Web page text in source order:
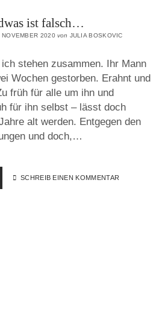
ist falsch…
NOVEMBER 2020von JULIA BOSKOVIC
stehen zusammen. Ihr Mann
Wochen gestorben. Erahnt und
früh für alle um ihn und
für ihn selbst – lässt doch
alt werden. Entgegen den
und doch,…
SCHREIB EINEN KOMMENTAR